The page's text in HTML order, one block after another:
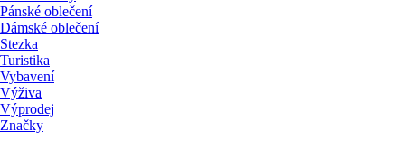
Pánské oblečení
Dámské oblečení
Stezka
Turistika
Vybavení
Výživa
Výprodej
Značky